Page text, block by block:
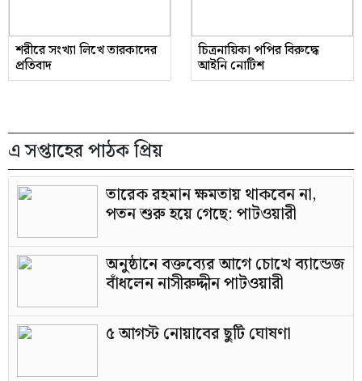
শরীরে সংখ্যা লিখে তারকাদের
প্রতিবাদ
চিত্রনায়িকা পপির বিরুদ্ধে
আইনি নোটিশ
এ সপ্তাহের পাঠক প্রিয়
তারেক রহমান ক্ষমতায় থাকবেন না,
পতন শুরু হয়ে গেছে: পাটওয়ারী
অনুষ্ঠানে বক্তব্যের আগে চোখে ব্যান্ডেজ
বাঁধলেন নাসীরুদ্দীন পাটওয়ারী
৫ আগস্ট নোয়াবের ছুটি ঘোষণা